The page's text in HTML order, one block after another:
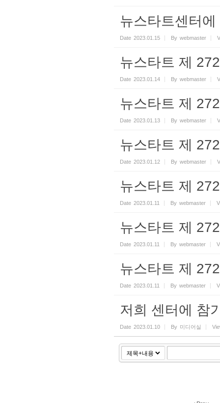
뉴스타트센터
Date 2023.01.15 By webmaster
뉴스타트 제
Date 2023.01.14 By webmaster
뉴스타트 제
Date 2023.01.13 By webmaster
뉴스타트 제
Date 2023.01.12 By webmaster
뉴스타트 제
Date 2023.01.11 By webmaster
뉴스타트 제
Date 2023.01.11 By webmaster
뉴스타트 제
Date 2023.01.11 By webmaster
저희 센터에 참
Date 2023.01.10 By 미디어실